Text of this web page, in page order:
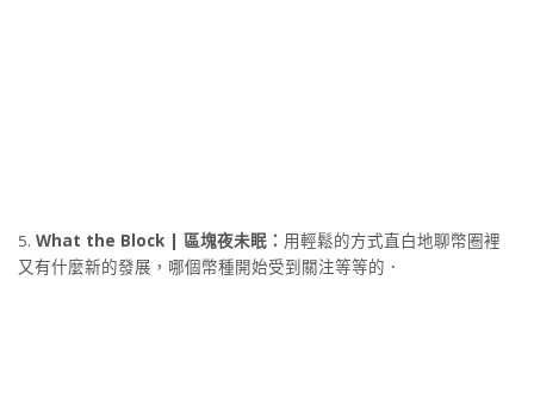
5. What the Block | 區塊夜未眠： 用輕鬆的方式直白地聊幣圈裡
又有什麼新的發展，哪個幣種開始受到關注等等的．